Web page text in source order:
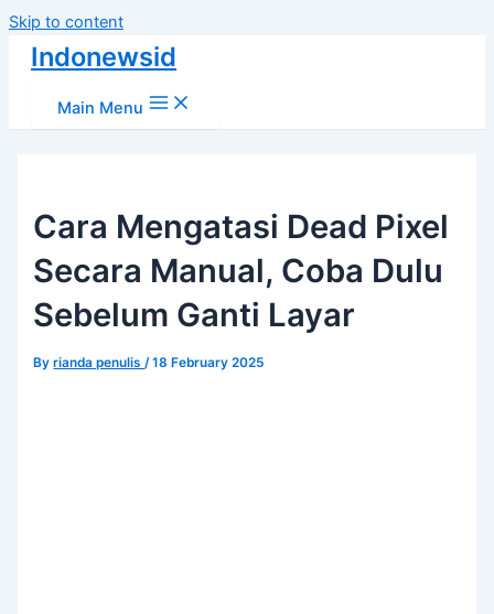
Skip to content
Indonewsid
Main Menu
Cara Mengatasi Dead Pixel
Secara Manual, Coba Dulu
Sebelum Ganti Layar
Byrianda penulis/18 February 2025